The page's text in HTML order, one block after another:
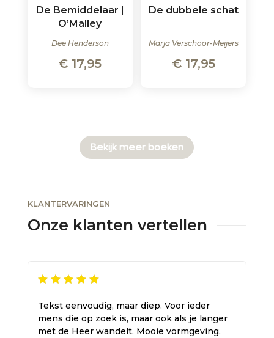
De Bemiddelaar |
O’Malley
Dee Henderson
€ 17,95
De dubbele schat
Marja Verschoor-Meijers
€17,95
Bekijk meer boeken
KLANTERVARINGEN
Onze klanten vertellen
Tekst eenvoudig, maar diep. Voor ieder
mens die op zoek is, maar ook als je langer
met de Heer wandelt. Mooie vormgeving.